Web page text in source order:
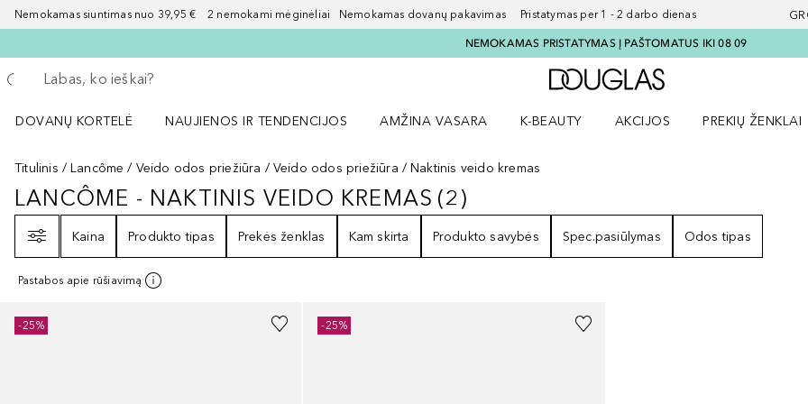
Nemokamas siuntimas nuo 39,95 € 2 nemokami mėginėliai Nemokamas dovanų pakavimas Pristatymas per 1 - 2 darbo dienas
NEMOKAMAS PRISTATYMAS Į PAŠTOMATUS IKI 08 09
Grįžk atgal
Vykdykite paiešką
Į Douglas pagrindinį
DOVANŲ KORTELĖ
NAUJIENOS IR TENDENCIJOS
AMŽINA VASARA
K-BEAUTY
AKCIJOS
PREKIŲ ŽENKLAI
Titulinis
Lancôme Veido odos priežiūra Veido odos priežiūra Naktinis veido kremas
LANCÔME - NAKTINIS VEIDO KREMAS2REZULTATAI
LANCÔME - NAKTINIS VEIDO KREMAS (2 )
Kaina
Produkto tipas Prekės ženklas Kam skirta Produkto savybės Spec.pasiūlymas Odos tipas
Pastabos apie rūšiavimą
-25% -25%